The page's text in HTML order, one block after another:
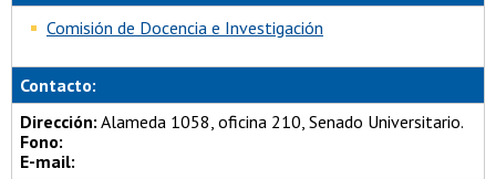
Comisión de Docencia e Investigación
Contacto:
Dirección: Alameda 1058, oficina 210, Senado Universitario.
Fono:
E-mail: